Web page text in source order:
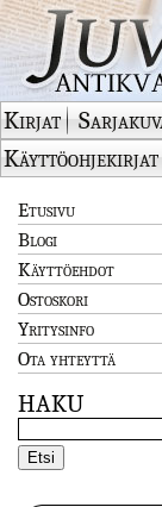
Kirjat
Käyttöohjekirjat
Etusivu
Blogi
Käyttöehdot
Ostoskori
Yritysinfo
Ota yhteyttä
HAKU